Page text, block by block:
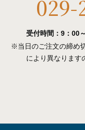
029-
受付時間：9：00
※当日のご注文の締め
により異なります